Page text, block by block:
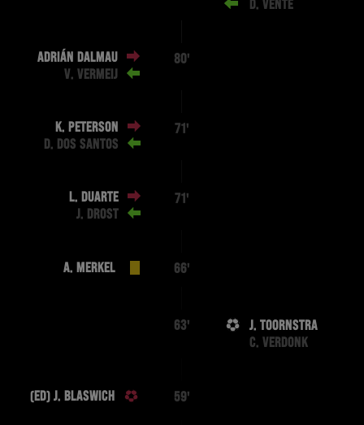
D. VENTE
ADRIÁN DALMAU
V. VERMEIJ
80'
K. PETERSON
D. DOS SANTOS
71'
L. DUARTE
J. DROST
71'
A. MERKEL 66'
63'
J. TOORNSTRA
C. VERDONK
(ED) J. BLASWICH 59'